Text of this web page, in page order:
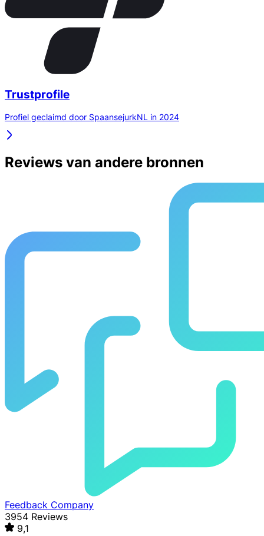
Trustprofile
Profiel geclaimd door SpaansejurkNL in 2024
Reviews van andere bronnen
Feedback Company
3954 Reviews
9,1